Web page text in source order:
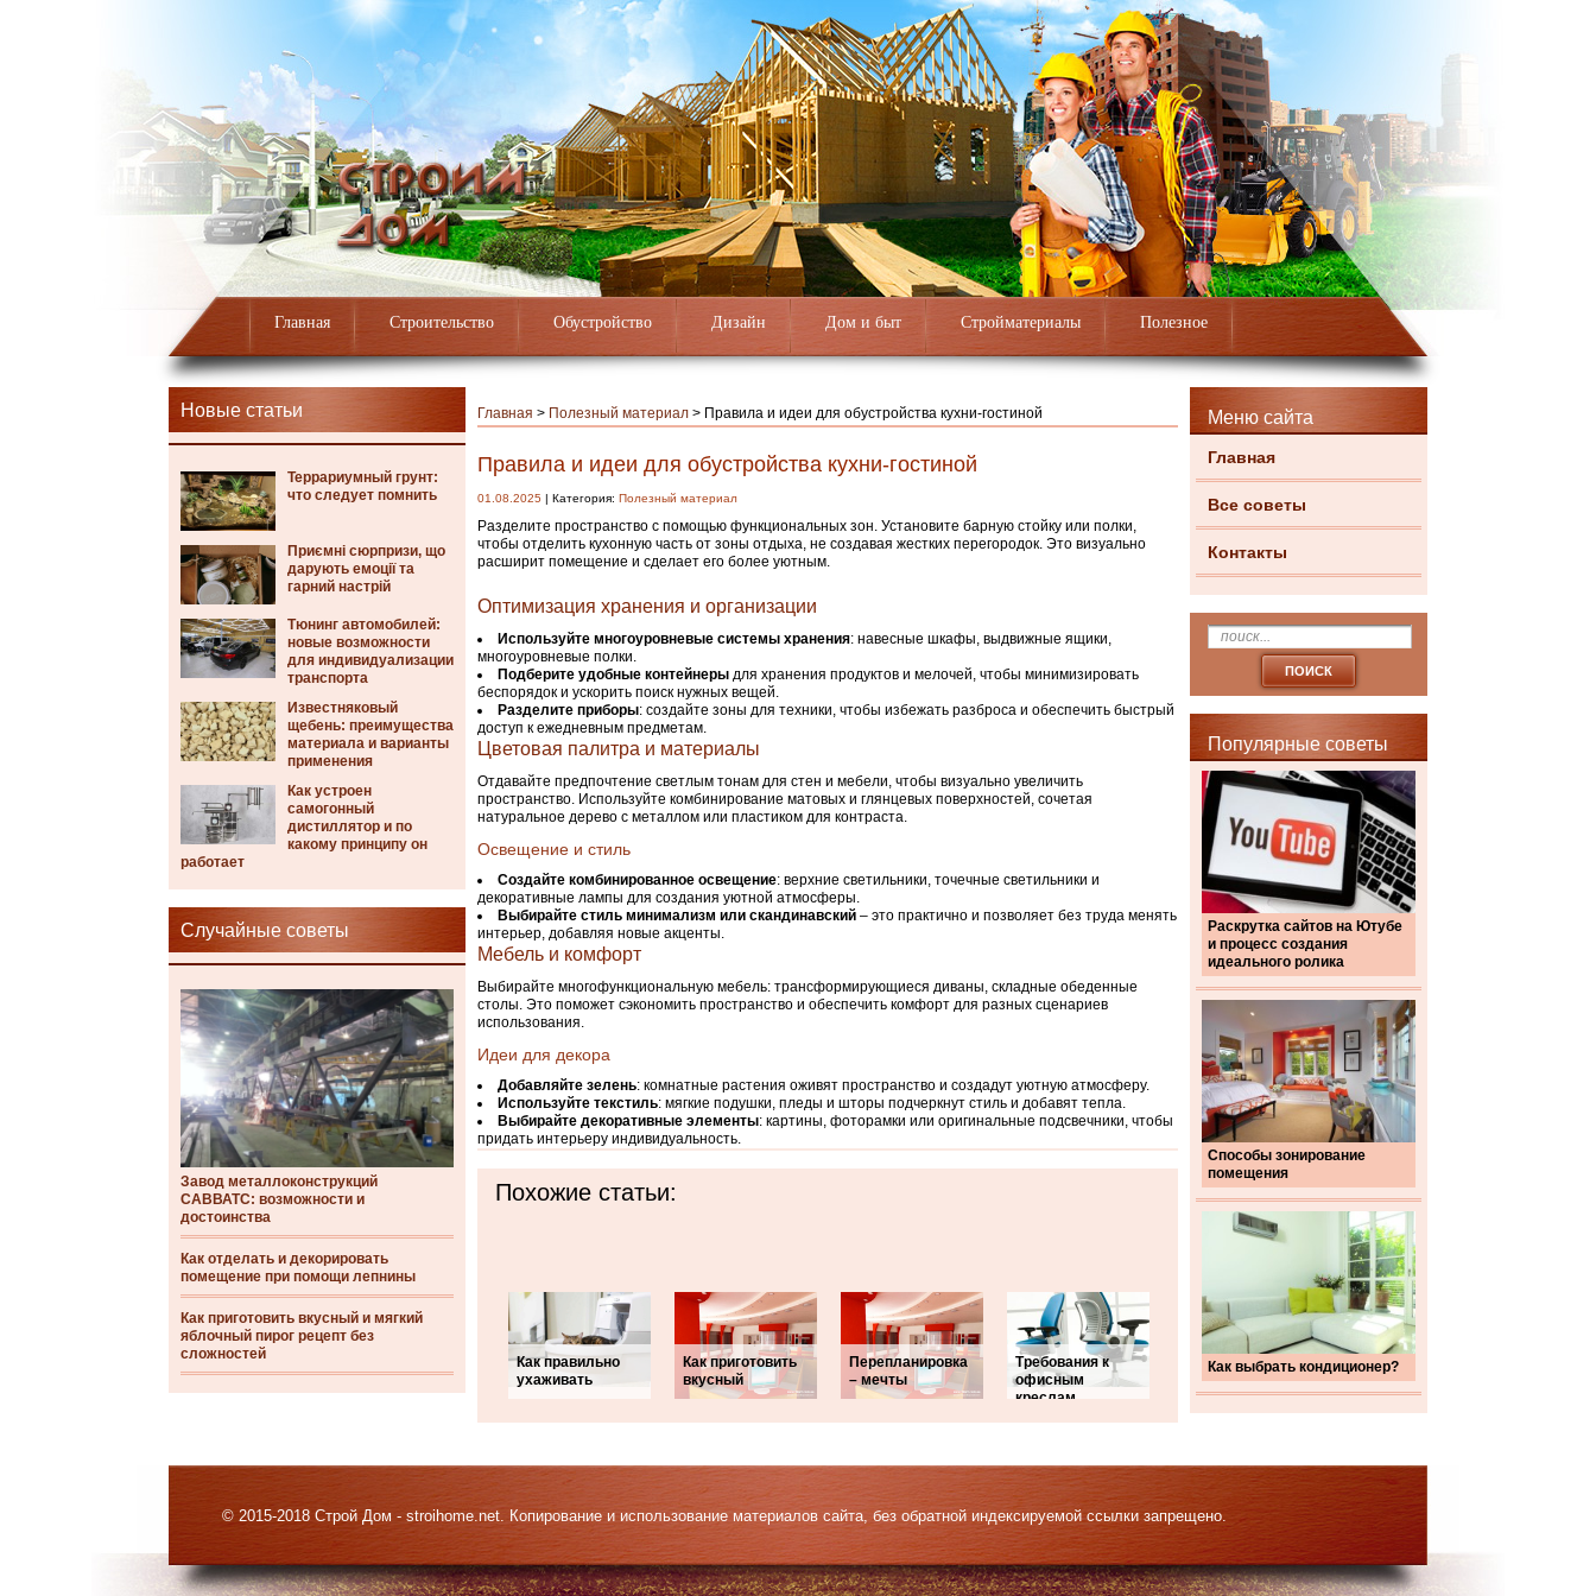
Главная Строительство Обустройство Дизайн Дом и быт Стройматериалы Полезное
Новые статьи
Террариумный грунт:
что следует помнить
Приємні сюрпризи, що
дарують емоції та
гарний настрій
Тюнинг автомобилей:
новые возможности
для индивидуализации
транспорта
Известняковый
щебень: преимущества
материала и варианты
применения
Как устроен
самогонный
дистиллятор и по
какому принципу он
работает
Случайные советы
Завод металлоконструкций
САВВАТС: возможности и
достоинства
Как отделать и декорировать
помещение при помощи лепнины
Как приготовить вкусный и мягкий
яблочный пирог рецепт без
сложностей
Меню сайта
Главная
Все советы
Контакты
Популярные советы
Раскрутка сайтов на Ютубе
и процесс создания
идеального ролика
Способы зонирование
помещения
Как выбрать кондиционер?
Главная > Полезный материал > Правила и идеи для обустройства кухни-гостиной
Правила и идеи для обустройства кухни-гостиной
01.08.2025 | Категория: Полезный материал
Разделите пространство с помощью функциональных зон. Установите барную стойку или полки,
чтобы отделить кухонную часть от зоны отдыха, не создавая жестких перегородок. Это визуально
расширит помещение и сделает его более уютным.
Оптимизация хранения и организации
Используйте многоуровневые системы хранения: навесные шкафы, выдвижные ящики,
многоуровневые полки.
Подберите удобные контейнеры для хранения продуктов и мелочей, чтобы минимизировать
беспорядок и ускорить поиск нужных вещей.
Разделите приборы: создайте зоны для техники, чтобы избежать разброса и обеспечить быстрый
доступ к ежедневным предметам.
Цветовая палитра и материалы
Отдавайте предпочтение светлым тонам для стен и мебели, чтобы визуально увеличить
пространство. Используйте комбинирование матовых и глянцевых поверхностей, сочетая
натуральное дерево с металлом или пластиком для контраста.
Освещение и стиль
Создайте комбинированное освещение: верхние светильники, точечные светильники и
декоративные лампы для создания уютной атмосферы.
Выбирайте стиль минимализм или скандинавский – это практично и позволяет без труда менять
интерьер, добавляя новые акценты.
Мебель и комфорт
Выбирайте многофункциональную мебель: трансформирующиеся диваны, складные обеденные
столы. Это поможет сэкономить пространство и обеспечить комфорт для разных сценариев
использования.
Идеи для декора
Добавляйте зелень: комнатные растения оживят пространство и создадут уютную атмосферу.
Используйте текстиль: мягкие подушки, пледы и шторы подчеркнут стиль и добавят тепла.
Выбирайте декоративные элементы: картины, фоторамки или оригинальные подсвечники, чтобы
придать интерьеру индивидуальность.
Похожие статьи:
Как правильно
ухаживать
Как приготовить
вкусный
Перепланировка
– мечты
Требования к
офисным
креслам
© 2015-2018 Строй Дом - stroihome.net. Копирование и использование материалов сайта, без обратной индексируемой ссылки запрещено.